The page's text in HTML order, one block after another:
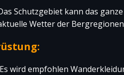
Schutzgebiet kann das
Wetter der
Es wird empfohlen